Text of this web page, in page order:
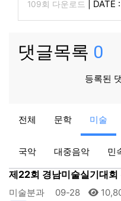
109회 다운로드 DATE
댓글목록 0
등록된
전체 문학 미술
국악 대중음악 민
제22회 경남미술실기대회
미술분과 09-28
제22회 경남미술실기대회
미술분과 09-28